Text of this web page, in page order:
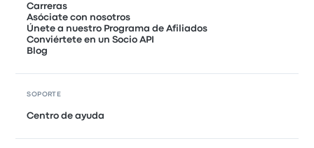
Carreras
Asóciate con nosotros
Únete a nuestro Programa de Afiliados
Conviértete en un Socio API
Blog
SOPORTE
Centro de ayuda